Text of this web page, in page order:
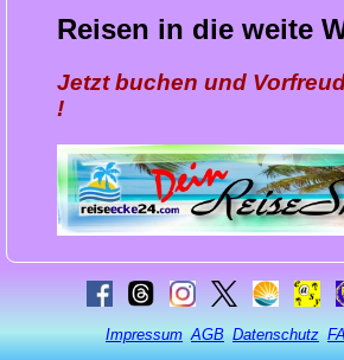
Reisen in die weite
Jetzt buchen und
!
Impressum AGB Datenschutz